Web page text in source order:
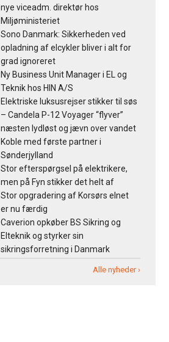
nye viceadm. direktør hos
Miljøministeriet
Sono Danmark: Sikkerheden ved
opladning af elcykler bliver i alt for
grad ignoreret
Ny Business Unit Manager i EL og
Teknik hos HIN A/S
Elektriske luksusrejser stikker til søs
– Candela P-12 Voyager “flyver”
næsten lydløst og jævn over vandet
Koble med første partner i
Sønderjylland
Stor efterspørgsel på elektrikere,
men på Fyn stikker det helt af
Stor opgradering af Korsørs elnet
er nu færdig
Caverion opkøber BS Sikring og
Elteknik og styrker sin
sikringsforretning i Danmark
Alle nyheder ›